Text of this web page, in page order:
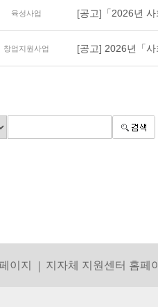
육성사업 [공고]「2026년
창업지원사업 [공고] 2026년「
이지 지자체 지원센터 홈페